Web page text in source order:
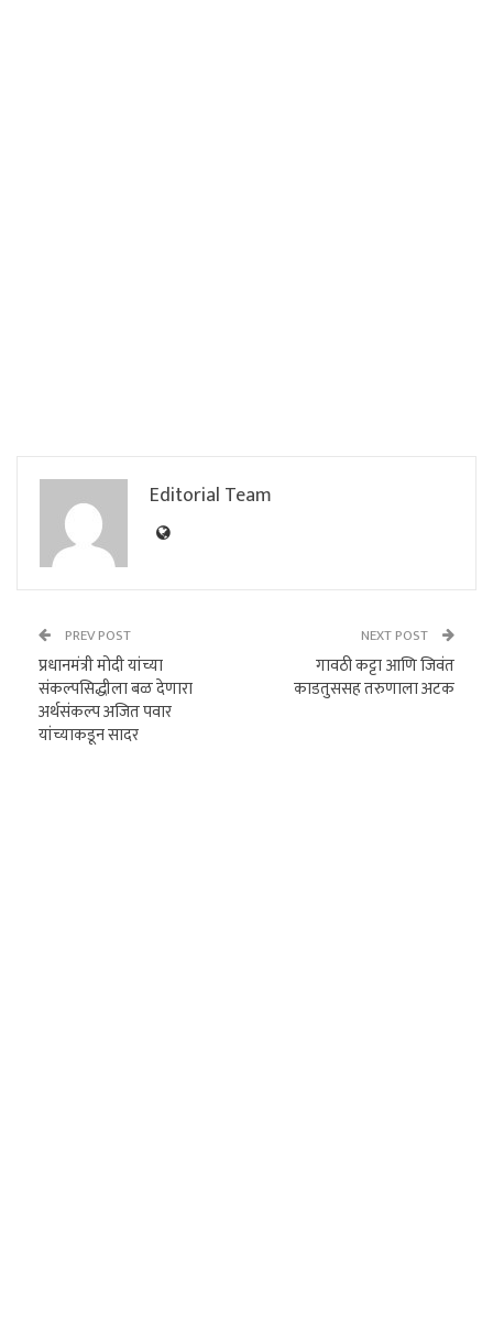
Editorial Team
PREV POST
प्रधानमंत्री मोदी यांच्या
संकल्पसिद्धीला बळ देणारा
अर्थसंकल्प अजित पवार
यांच्याकडून सादर
NEXT POST
गावठी कट्टा आणि जिवंत
काडतुससह तरुणाला अटक